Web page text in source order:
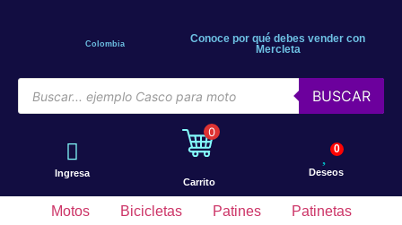
Colombia
Conoce por qué debes vender con
Mercleta
BUSCAR
Ingresa
0
Carrito
Deseos
0
Motos Bicicletas Patines
Patinetas